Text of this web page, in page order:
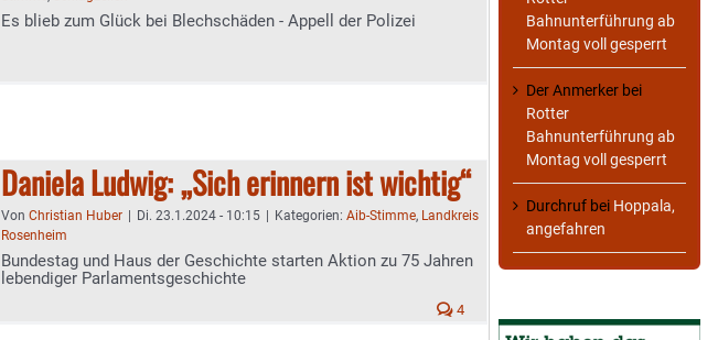
Es blieb zum Glück bei Blechschäden - Appell der Polizei
Daniela Ludwig: „Sich erinnern ist wichtig“
Von Christian Huber Di. 23.1.2024 - 10:15 Kategorien: Aib-Stimme, Landkreis
Rosenheim
Bundestag und Haus der Geschichte starten Aktion zu 75 Jahren
lebendiger Parlamentsgeschichte
4
Bahnunterführung ab
Montag voll gesperrt
Der Anmerker bei
Rotter
Bahnunterführung ab
Montag voll gesperrt
Durchruf bei Hoppala,
angefahren